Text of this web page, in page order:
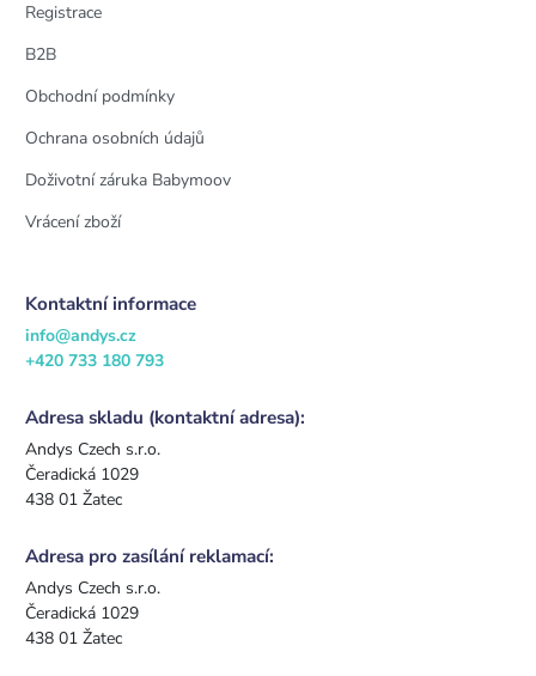
Registrace
B2B
Obchodní podmínky
Ochrana osobních údajů
Doživotní záruka Babymoov
Vrácení zboží
Kontaktní informace
info@andys.cz
+420 733 180 793
Adresa skladu (kontaktní adresa):
Andys Czech s.r.o.
Čeradická 1029
438 01 Žatec
Adresa pro zasílání reklamací:
Andys Czech s.r.o.
Čeradická 1029
438 01 Žatec